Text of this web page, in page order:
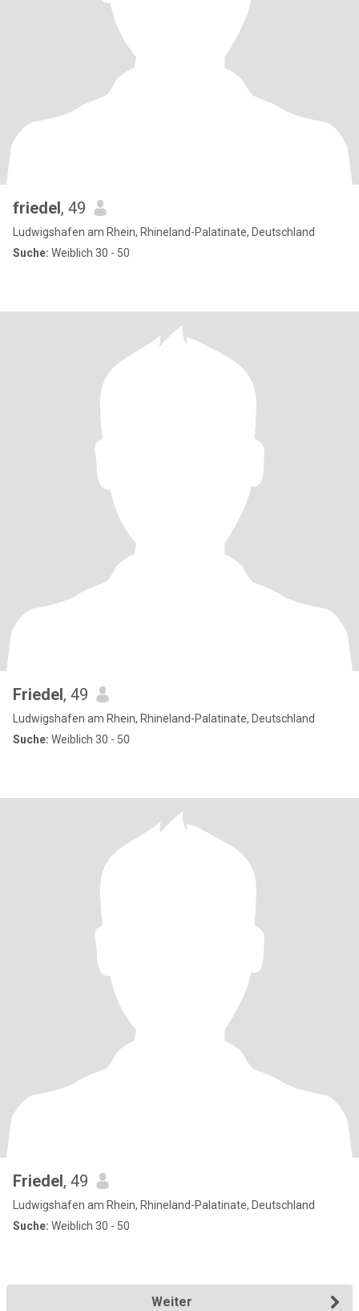
friedel, 49
Ludwigshafen am Rhein, Rhineland-Palatinate, Deutschland
Suche: Weiblich 30 - 50
Friedel, 49
Ludwigshafen am Rhein, Rhineland-Palatinate, Deutschland
Suche: Weiblich 30 - 50
Friedel, 49
Ludwigshafen am Rhein, Rhineland-Palatinate, Deutschland
Suche: Weiblich 30 - 50
Weiter